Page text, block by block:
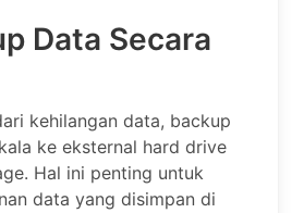
Data Secara
kehilangan data, backup
ke eksternal hard drive
Hal ini penting untuk
data yang disimpan di